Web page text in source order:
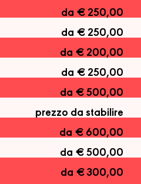
da € 250,00
da € 250,00
da € 200,00
da € 250,00
da € 500,00
prezzo da stabilire
da € 600,00
da € 500,00
da € 300,00